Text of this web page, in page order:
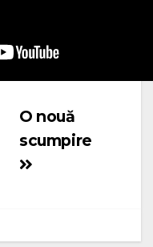
O nouă
scumpire